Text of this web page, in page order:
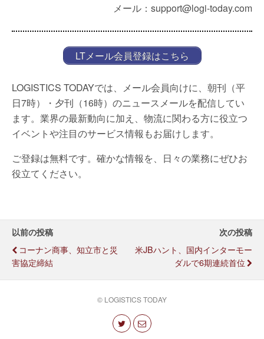
メール：support@logi-today.com
LTメール会員登録はこちら
LOGISTICS TODAYでは、メール会員向けに、朝刊（平
日7時）・夕刊（16時）のニュースメールを配信してい
ます。業界の最新動向に加え、物流に関わる方に役立つ
イベントや注目のサービス情報もお届けします。
ご登録は無料です。確かな情報を、日々の業務にぜひお
役立てください。
以前の投稿
コーナン商事、知立市と災
害協定締結
次の投稿
米JBハント、国内インターモー
ダルで6期連続首位
© LOGISTICS TODAY